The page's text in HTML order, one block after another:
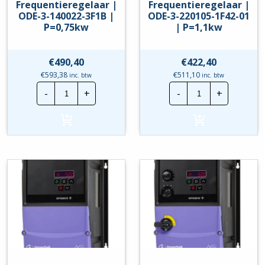
Frequentieregelaar |
ODE-3-140022-3F1B |
P=0,75kw
€490,40
€593,38 inc. btw
-
Invertek
Frequentieregelaar
|
140022-
P=0,75kw
hoeveelheid
+
Frequentieregelaar |
ODE-3-220105-1F42-01
| P=1,1kw
€422,40
€511,10 inc. btw
-
Invertek
|
220105-
|
P=1,1kw
hoeveelheid
+